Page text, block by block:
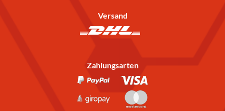
Versand
Zahlungsarten